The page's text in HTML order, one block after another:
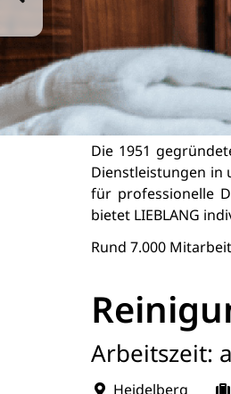
Arbeitszeit:
Heidelberg
Die 1951
Dienstleistungen in
für professionelle
bietet LIEBLANG
Rund 7.000